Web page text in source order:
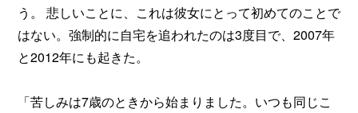
う。 悲しいことに、これは彼女にとって初めてのことで
はない。強制的に自宅を追われたのは3度目で、2007年
と2012年にも起きた。
「苦しみは7歳のときから始まりました。いつも同じこ